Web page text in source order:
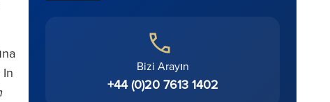
Bizi Arayın
+44 (0)20 7613 1402